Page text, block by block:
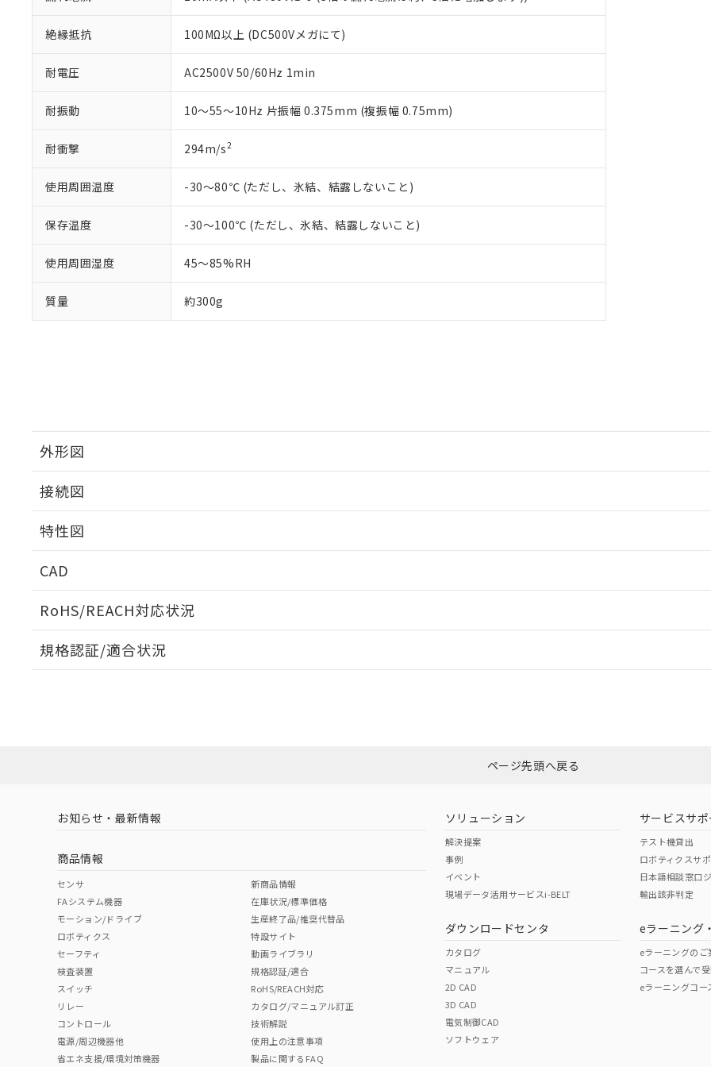
絶縁抵抗 100MΩ以上 (DC500Vメガにて)
耐電圧 AC2500V 50/60Hz 1min
耐振動 10～55～10Hz 片振幅 0.375mm (複振幅 0.75mm)
耐衝撃 294m/s2
使用周囲温度 -30～80℃ (ただし、氷結、結露しないこと)
保存温度 -30～100℃ (ただし、氷結、結露しないこと)
使用周囲湿度 45～85%RH
質量 約300g
外形図
接続図
特性図
CAD
RoHS/REACH対応状況
EU RoHS 注意事項・凡例
ダウンロードはこちら
中国 RoHS 注意事項・凡例
中国 RoHS表
Pb Hg Cr(VI)
"対応済み"や非含有の記載がされた商品であっても、流通在庫等で未対応品が混在する可能性があります。
非含有品が必要な際は、弊社営業部門もしくは販売店へお問い合わせください。
規格認証/適合状況
（イギリス
（ノルウェー
（日本
（アメリカ
この製品の規格認証/適合
その他の認証はこちらのページからご
り割愛しております。
ページ先頭へ戻る
お知らせ・最新情報
商品情報
センサ
FAシステム機器
モーション/ドライブ
ロボティクス
セーフティ
検査装置
スイッチ
リレー
コントロール
電源/周辺機器他
省エネ支援/環境対策機器
新商品情報
在庫状況/標準価格
生産終了品/推奨代替品
特設サイト
動画ライブラリ
規格認証/適合
RoHS/REACH対応
カタログ/マニュアル訂正
技術解説
使用上の注意事項
製品に関するFAQ
ソリューション
解決提案
事例
イベント
現場データ活用サービスi-BELT
ダウンロードセンタ
カタログ
マニュアル
2D CAD
3D CAD
電気制御CAD
ソフトウェア
サービスサポ
テスト機貸出
ロボティクスサ
日本語相談窓口
輸出該非判定
eラーニング
eラーニングのご
コースを選んで
eラーニングコー